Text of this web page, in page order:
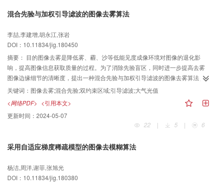
针对检索过程中容易出现的语义漂移现象，使用多任务学习网络分别训练了衣
行了服装解析的对比实验，实验结果表明在添加了CRFs作为后处理之后，服装
解析的效果有了明显提升。然后与3种主流检索算法进行了对比，结果显示，本
文方法在使用哈希特征的条件下，也可以取得较好的检索效果。在top-5正确率
上比WTBI（where to buy it）高出1.31%，比DARN（dual attribute-aware
ranking network）高出0.21%。结论针对服装检索的跨场景效果差、检索效率
低的问题，本文提出了一种基于像素级别语义分割和哈希编码的快速多目标服
定的优势，并且在保持了一定检索效果的前提下，有效地降低了存储空间，提
高了检索效率。
混合先验与加权引导滤波的图像去雾算法
李喆,李建增,胡永江,张岩
DOI：10.11834/jig.180450
摘要： 目的图像去雾是降低雾、霾、沙等低能见度成像环境对图像的退化影
响，提高图像信息获取质量的过程。为了消除先验盲区，同时进一步提高去雾
图像边缘细节的清晰度，提出一种混合先验与加权引导滤波的图像去雾算法。
方法首先改进大气光值估计方法，提高大气光值估计的准确性。然后利用混合
先验理论求取双约束区域的大气透射率，一定程度上消除了先验盲区，提高了
去雾算法的鲁棒性。最后利用加权引导滤波算法优化透射率图，提高了图像边
缘细节的清晰度。结果本文以通用去雾测试图像和小型无人机拍摄的雾天图像
作为实验对象，通过对比分析4种组合步骤算法的复原效果，验证本文各步骤改
原色先验在明亮区域的失真现象和颜色衰减先验对浓雾处理上的不足，取得了
边缘细节更加清晰；相较传统算法，本文算法视觉效果更好，去雾图像边缘细
节更加明显，综合评价指标均值提升幅度较大。结论针对有雾图像复原，通过
关键词： 图像去雾;混合先验;双约束区域;引导滤波;大气光值
<网络PDF> <引用本文>
更新时间： 2024-05-07
22
| 5 | 6
采用自适应梯度稀疏模型的图像去模糊算法
杨洁,周洋,谢菲,张旭光
DOI：10.11834/jig.180380